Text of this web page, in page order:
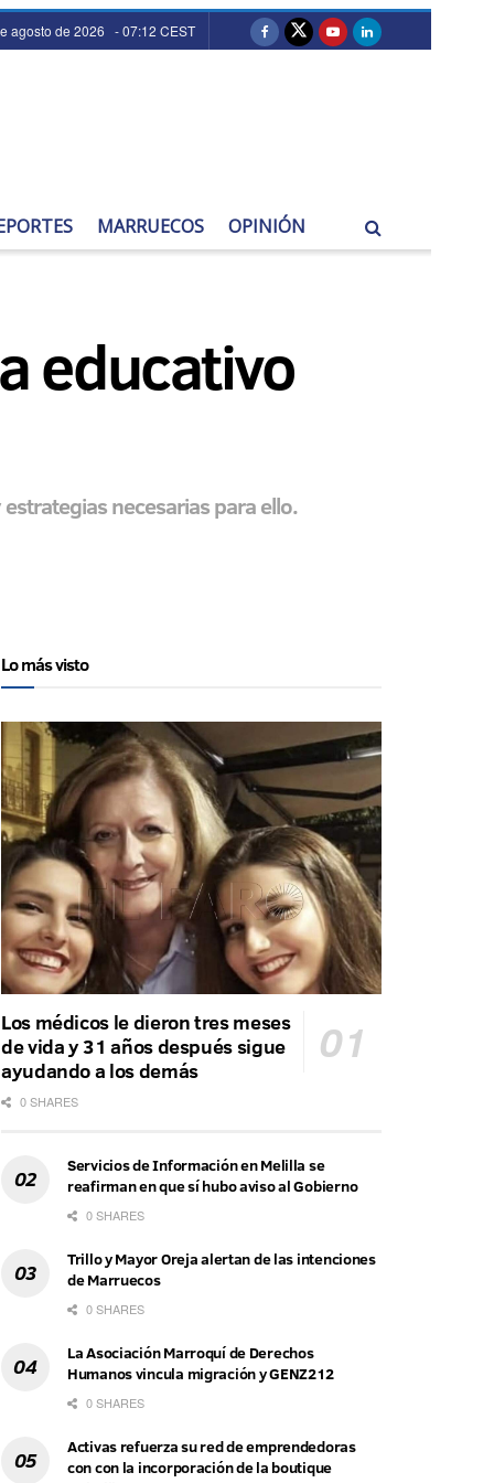
agosto de 2026 - 07:12 CEST
MARRUECOS OPINIÓN
educativo
necesarias para ello.
Lo más visto
Los médicos le dieron tres meses
de vida y 31 años después sigue
ayudando a los demás
0 SHARES
Servicios de Información en Melilla se
reafirman en que sí hubo aviso al Gobierno
0 SHARES
Trillo y Mayor Oreja alertan de las intenciones
de Marruecos
0 SHARES
La Asociación Marroquí de Derechos
Humanos vincula migración y GENZ212
0 SHARES
Activas refuerza su red de emprendedoras
con con la incorporación de la boutique